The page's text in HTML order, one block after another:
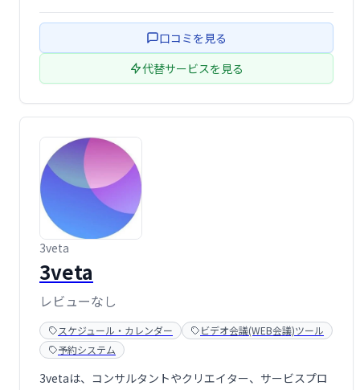
口コミを見る
代替サービスを見る
3veta
3veta
レビューなし
スケジュール・カレンダー
ビデオ会議(WEB会議)ツール
予約システム
3vetaは、コンサルタントやクリエイター、サービスプロ